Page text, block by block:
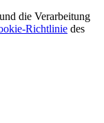
die Verarbeitung
Richtlinie des